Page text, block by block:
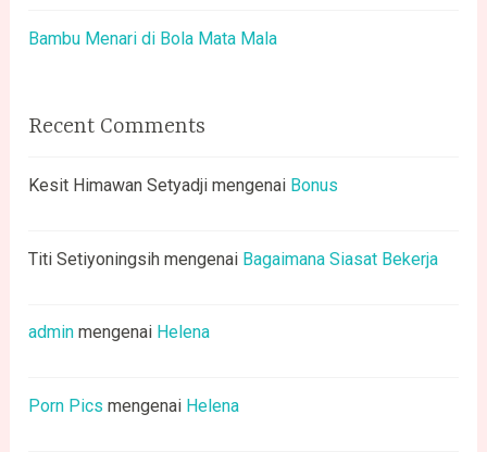
Bambu Menari di Bola Mata Mala
Recent Comments
Kesit Himawan Setyadji mengenai Bonus
Titi Setiyoningsih mengenai Bagaimana Siasat Bekerja
admin mengenai Helena
Porn Pics mengenai Helena